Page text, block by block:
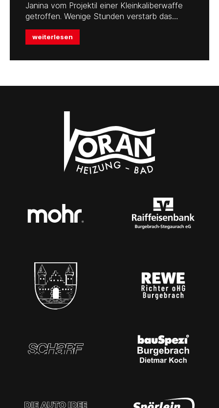
Janina vom Projektil einer Kleinkaliberwaffe
getroffen. Wenige Stunden verstarb das…
weiterlesen